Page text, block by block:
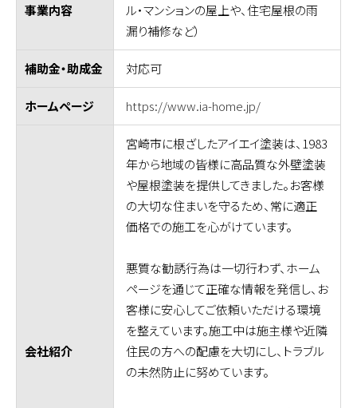
事業内容
ル・マンションの屋上や、住宅屋根の雨
漏り補修など）
補助金・助成金 対応可
ホームページ https://www.ia-home.jp/
会社紹介
宮崎市に根ざしたアイエイ塗装は、1983
年から地域の皆様に高品質な外壁塗装
や屋根塗装を提供してきました。お客様
の大切な住まいを守るため、常に適正
価格での施工を心がけています。
悪質な勧誘行為は一切行わず、ホーム
ページを通じて正確な情報を発信し、お
客様に安心してご依頼いただける環境
を整えています。施工中は施主様や近隣
住民の方への配慮を大切にし、トラブル
の未然防止に努めています。